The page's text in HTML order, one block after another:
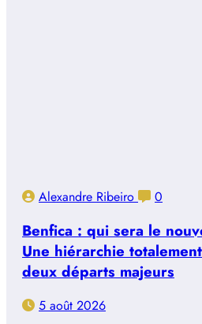
Alexandre Ribeiro 0
Benfica : qui sera le
Une hiérarchie
deux départs majeurs
5 août 2026